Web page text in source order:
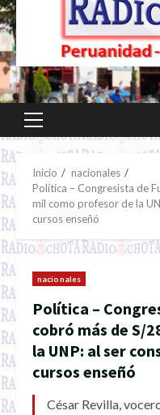
Menú
principal
Inicio
nacionales
Política – Congresista de
mil como profesor de la
cursos enseñó
nacionales
Política –
cobró más de S/
la UNP: al ser
cursos enseñó
César Revilla,